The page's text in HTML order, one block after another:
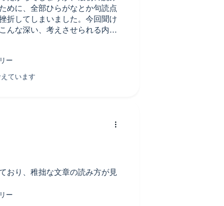
めに、全部ひらがなとか句読点
折してしまいました。今回聞け
んな深い、考えさせられる内容
感じ入るのかもしれませんが。
おり、稚拙な文章の読み方が見